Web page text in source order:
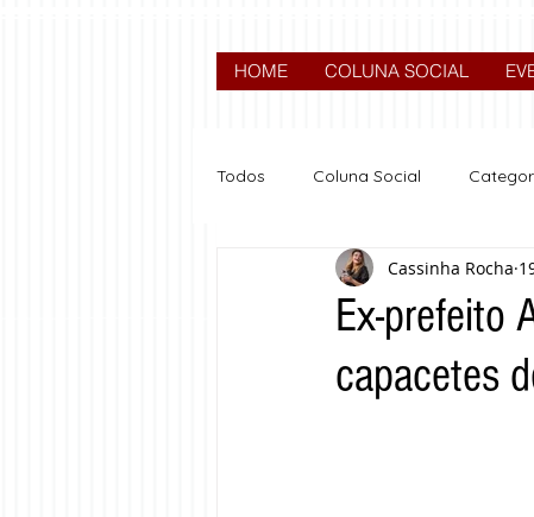
HOME COLUNA SOCIAL
Todos Coluna Social
Nova categoria
Ex-prefeito
capacetes
Cassinha Rocha